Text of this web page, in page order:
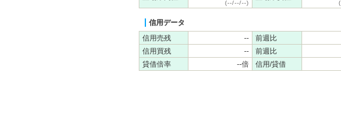
(--/--/--)
信用データ
信用売残
-- 前週比
信用買残
-- 前週比
貸借倍率
--倍 信用/貸借